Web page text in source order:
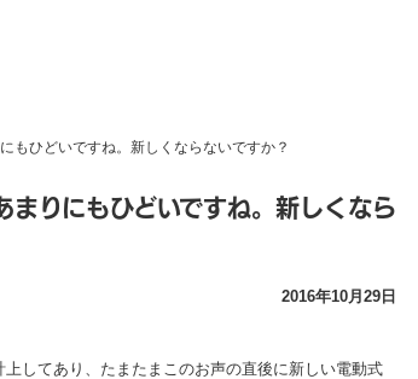
ひどいですね。新しくならないですか？
りにもひどいですね。新しくなら
2016年10月29日
してあり、たまたまこのお声の直後に新しい電動式